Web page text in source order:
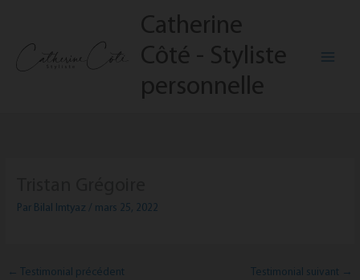
contenu
Catherine
Côté - Styliste
personnelle
Par Bilal Imtyaz / mars 25, 2022
← Testimonial précédent Testimonial suivant →